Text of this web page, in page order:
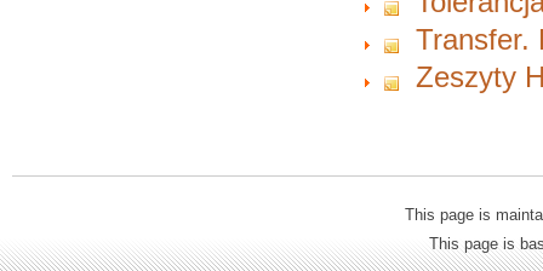
Transfer.
Zeszyty
This page is
This page is